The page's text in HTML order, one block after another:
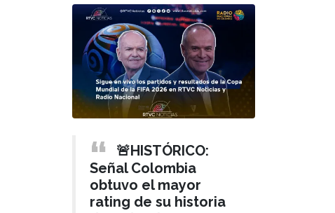
🚨HISTÓRICO:
Señal Colombia
obtuvo el mayor
rating de su historia